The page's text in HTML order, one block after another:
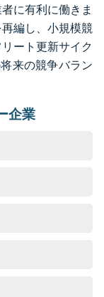
に有利に働きま
編し、小規模競
ート更新サイク
来の競争バラン
企業